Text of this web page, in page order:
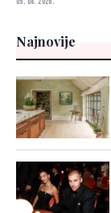
Najnovije